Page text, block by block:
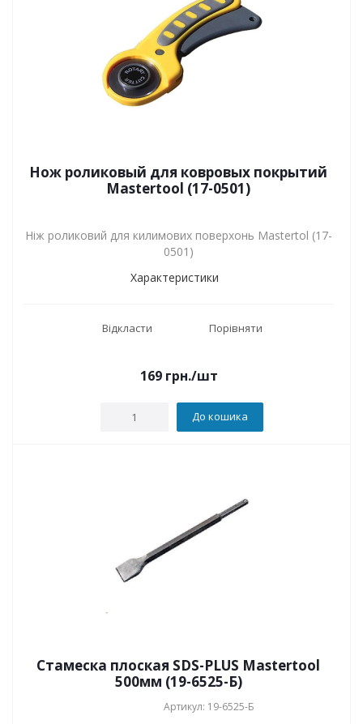
Нож роликовый для ковровых покрытий
Mastertool (17-0501)
Ніж роликовий для килимових поверхонь Mastertol (17-
0501)
Характеристики
Відкласти Порівняти
169грн./шт
До кошика
Стамеска плоская SDS-PLUS Mastertool
500мм (19-6525-Б)
Артикул: 19-6525-Б